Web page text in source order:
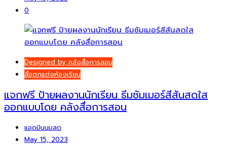
0
Designed by คลังสื่อการสอน
สื่อตกแต่งห้องเรียน
แจกฟรี ป้ายผลงานนักเรียน ธีมซัมเมอร์สีสันสดใส
ออกแบบโดย คลังสื่อการสอน
แอดมินนมสด
May 15, 2023